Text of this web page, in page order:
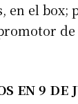
en el box;
de
EN 9 DE